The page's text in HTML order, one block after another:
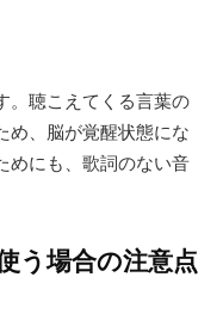
。聴こえてくる言葉の
め、脳が覚醒状態にな
めにも、歌詞のない音
う場合の注意点